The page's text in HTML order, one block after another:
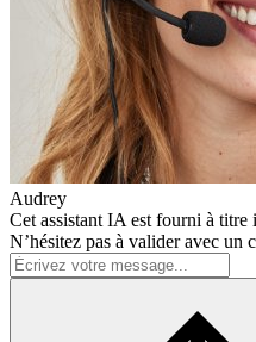
Audrey
Cet assistant IA est fourni à titre
N’hésitez pas à valider avec un